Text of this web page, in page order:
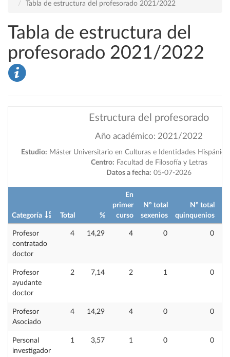
Tabla de estructura del profesorado 2021/2022
Tabla de estructura del
profesorado 2021/2022
Estructura del profesorado
Año académico: 2021/2022
Estudio: Máster Universitario en Culturas e Identidades
Centro: Facultad de Filosofía y Letras
Datos a fecha: 05-07-2026
Categoría Total %
En
primer
curso
Nº total
sexenios
Nº total
quinquenios
Profesor
contratado
doctor
4 14,29 4 0 0
Profesor
ayudante
doctor
2 7,14 2 1 0
Profesor
Asociado
4 14,29 4 0 0
Personal
investigador
1 3,57 1 0 0